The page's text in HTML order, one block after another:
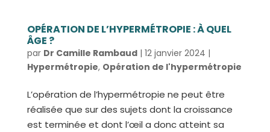
OPÉRATION DE L’HYPERMÉTROPIE : À QUEL
ÂGE ?
par Dr Camille Rambaud| 12 janvier 2024 |
Hypermétropie, Opération de l'hypermétropie
L’opération de l’hypermétropie ne peut être
réalisée que sur des sujets dont la croissance
est terminée et dont l’œil a donc atteint sa